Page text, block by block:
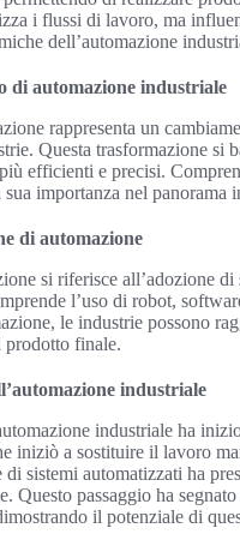
i flussi di lavoro, ma
dell’automazione
di automazione industriale
rappresenta un
Questa trasformazione si
efficienti e precisi.
sua importanza nel panorama
di automazione
si riferisce all’adozione
l’uso di robot,
le industrie possono
prodotto finale.
industriale
industriale ha
iniziò a sostituire il lavoro
di sistemi automatizzati ha
Questo passaggio ha
il potenziale di